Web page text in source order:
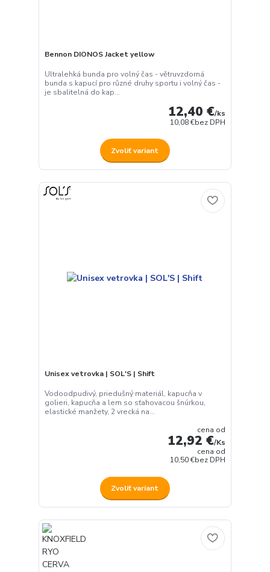
Bennon DIONOS Jacket yellow
Ultralehká bunda pro volný čas - větruvzdorná
bunda s kapucí pro různé druhy sportu i volný čas -
je sbalitelná do kap...
12,40 €/ks
10,08 €bez DPH
Zvoliť variant
Unisex vetrovka | SOL'S | Shift
Vodoodpudivý, priedušný materiál, kapucňa v
golieri, kapucňa a lem so sťahovacou šnúrkou,
elastické manžety, 2 vrecká na...
cena od
12,92 €/Ks
cena od
10,50 €bez DPH
Zvoliť variant